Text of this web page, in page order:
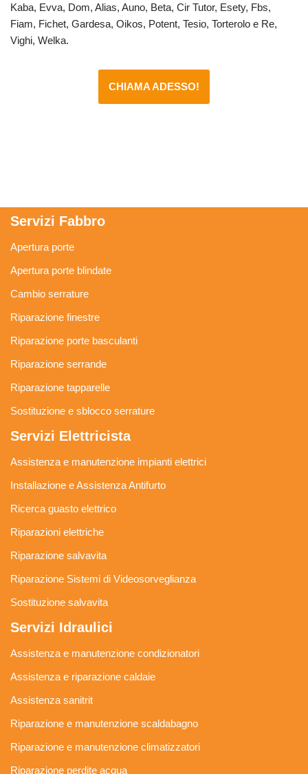
Kaba, Evva, Dom, Alias, Auno, Beta, Cir Tutor, Esety, Fbs,
Fiam, Fichet, Gardesa, Oikos, Potent, Tesio, Torterolo e Re,
Vighi, Welka.
CHIAMA ADESSO!
Servizi Fabbro
Apertura porte
Apertura porte blindate
Cambio serrature
Riparazione finestre
Riparazione porte basculanti
Riparazione serrande
Riparazione tapparelle
Sostituzione e sblocco serrature
Servizi Elettricista
Assistenza e manutenzione impianti elettrici
Installazione e Assistenza Antifurto
Ricerca guasto elettrico
Riparazioni elettriche
Riparazione salvavita
Riparazione Sistemi di Videosorveglianza
Sostituzione salvavita
Servizi Idraulici
Assistenza e manutenzione condizionatori
Assistenza e riparazione caldaie
Assistenza sanitrit
Riparazione e manutenzione scaldabagno
Riparazione e manutenzione climatizzatori
Riparazione perdite acqua